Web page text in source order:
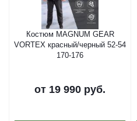
Костюм MAGNUM GEAR
VORTEX красный/черный 52-54
170-176
от 19 990 руб.